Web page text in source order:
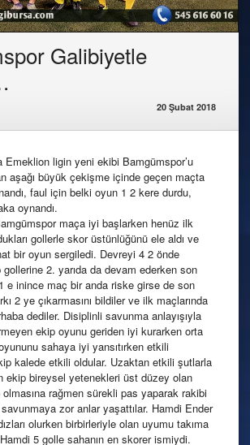
Galibiyetle
20 Şubat 2018
Emeklion ligin yeni ekibi Bamgümspor’u
aşağı büyük çekişme içinde geçen maçta
faul için belki oyun 1 2 kere durdu,
oynandı.
maça iyi başlarken henüz ilk
gollerle skor üstünlüğünü ele aldı ve
bir oyun sergiledi. Devreyi 4 2 önde
2. yarıda da devam ederken son
e inince maç bir anda riske girse de son
2 ye çıkarmasını bildiler ve ilk maçlarında
dediler. Disiplinli savunma anlayışıyla
ekip oyunu geriden iyi kurarken orta
sahaya iyi yansıtırken etkili
kalede etkili oldular. Uzaktan etkili şutlarla
ekip bireysel yetenekleri üst düzey olan
rağmen sürekli pas yaparak rakibi
zor anlar yaşattılar. Hamdi Ender
olurken birbirleriyle olan uyumu takıma
5 golle sahanın en skorer ismiydi.